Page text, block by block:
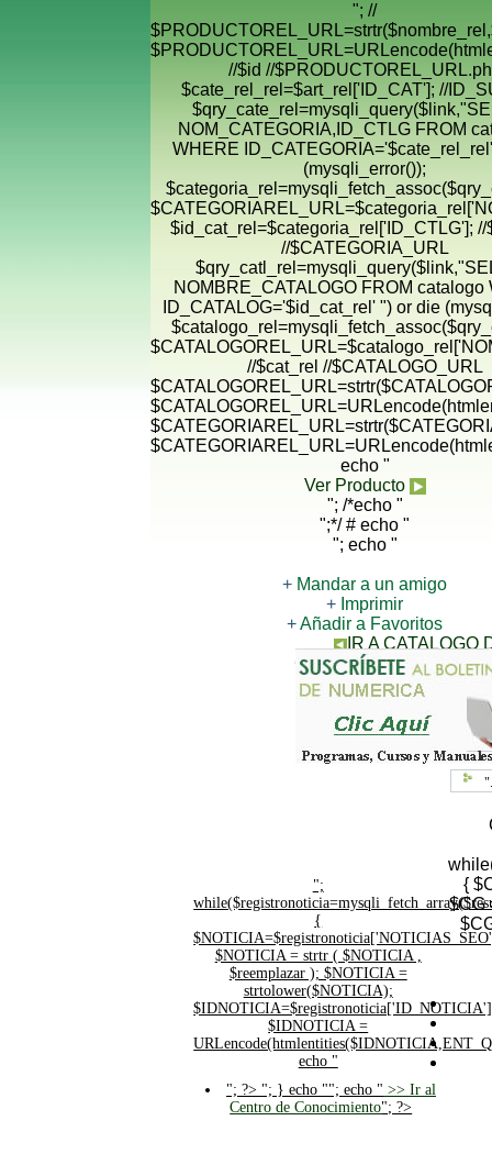
"; //
//$id //
$cate_rel_rel=$art_rel['ID_CAT']; //
NOM_CATEGORIA,ID_CTLG FROM
WHERE
(mysqli_error());
$id_cat_rel=$categoria_rel['ID_CTLG']; //
//$CATEGORIA_URL
NOMBRE_CATALOGO FROM catalogo
ID_CATALOG='$id_cat_rel' ") or die
//$cat_rel //$CATALOGO_URL
echo "
Ver Producto
"; /*echo "
";*/ # echo "
"; echo "
+ Mandar a un amigo
+ Imprimir
+Añadir a Favoritos
IR A CATALOGO
CONTACTANOS PARA
{
$CG
";
{
$NOTICIA = strtr ( $NOTICIA ,
$reemplazar ); $NOTICIA =
strtolower($NOTICIA);
$IDNOTICIA =
echo "
"; ?> "; } echo ""; echo " >> Ir al
Centro de Conocimiento"; ?>